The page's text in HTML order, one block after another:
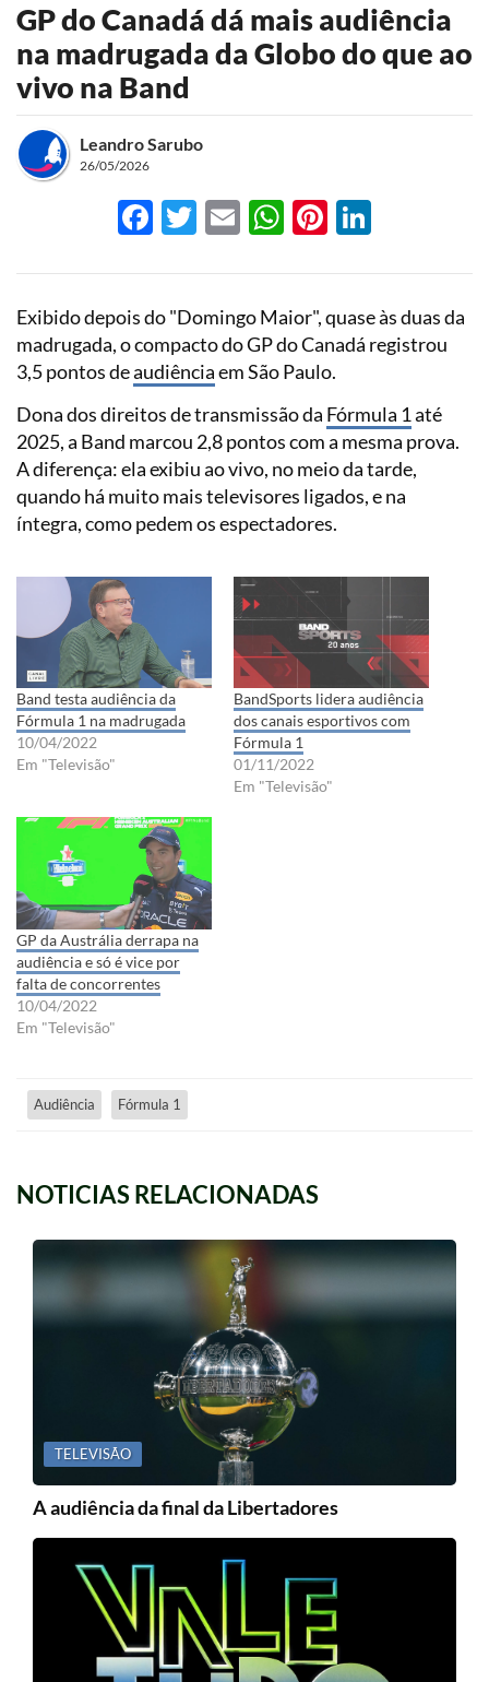
GP do Canadá dá mais audiência
na madrugada da Globo do que ao
vivo na Band
Leandro Sarubo
26/05/2026
Facebook
Twitter
EmailWhatsApp
Pinterest
Exibido depois do "Domingo Maior", quase às duas da
madrugada, o compacto do GP do Canadá registrou
3,5 pontos deaudiênciaem São Paulo.
Dona dos direitos de transmissão da Fórmula 1até
2025, a Band marcou 2,8 pontos com a mesma prova.
A diferença: ela exibiu ao vivo, no meio da tarde,
quando há muito mais televisores ligados, e na
íntegra, como pedem os espectadores.
Band testa audiência da
Fórmula 1 na madrugada
10/04/2022
Em "Televisão"
BandSports lidera audiência
dos canais esportivos com
Fórmula 1
01/11/2022
Em "Televisão"
GP da Austrália derrapa na
audiência e só é vice por
falta de concorrentes
10/04/2022
Em "Televisão"
Audiência Fórmula 1
NOTICIAS RELACIONADAS
TELEVISÃO
A audiência da final da Libertadores